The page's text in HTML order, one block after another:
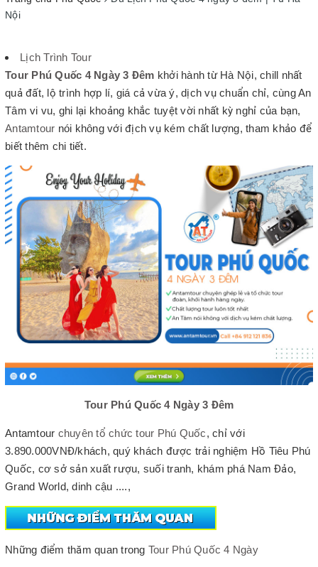
Nội
Lịch Trình Tour
Tour Phú Quốc 4 Ngày 3 Đêm khởi hành từ Hà Nội, chill nhất
quả đất, lộ trình hợp lí, giá cả vừa ý, dịch vụ chuẩn chỉ, cùng An
Tâm vi vu, ghi lại khoảng khắc tuyệt vời nhất kỳ nghỉ của bạn,
Antamtour nói không với địch vụ kém chất lượng, tham khảo để
biết thêm chi tiết.
Tour Phú Quốc 4 Ngày 3 Đêm
Antamtour chuyên tổ chức tour Phú Quốc, chỉ với
3.890.000VNĐ/khách, quý khách được trải nghiệm Hồ Tiêu Phú
Quốc, cơ sở sản xuất rượu, suối tranh, khám phá Nam Đảo,
Grand World, dinh cậu ....,
Những điểm thăm quan trong Tour Phú Quốc 4 Ngày